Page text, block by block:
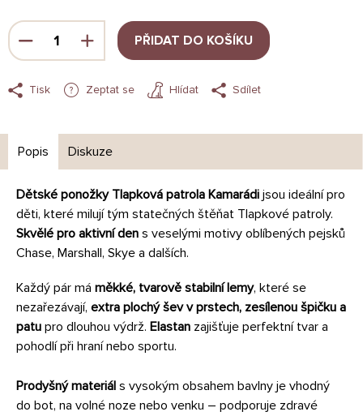
PŘIDAT DO KOŠÍKU
Tisk Zeptat se Hlídat Sdílet
Popis Diskuze
Dětské ponožky Tlapková patrola Kamarádi jsou ideální pro
děti, které milují tým statečných štěňat Tlapkové patroly.
Skvělé pro aktivní den s veselými motivy oblíbených pejsků
Chase, Marshall, Skye a dalších.
Každý pár má měkké, tvarově stabilní lemy, které se
nezařezávají, extra plochý šev v prstech, zesílenou špičku a
patu pro dlouhou výdrž. Elastan zajišťuje perfektní tvar a
pohodlí při hraní nebo sportu.
Prodyšný materiál s vysokým obsahem bavlny je vhodný
do bot, na volné noze nebo venku – podporuje zdravé